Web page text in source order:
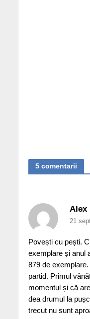
5 comentarii
Alex
21
Povești cu pești.
exemplare și anul
879 de
partid. Primul
momentul și că
dea drumul la
trecut nu sunt